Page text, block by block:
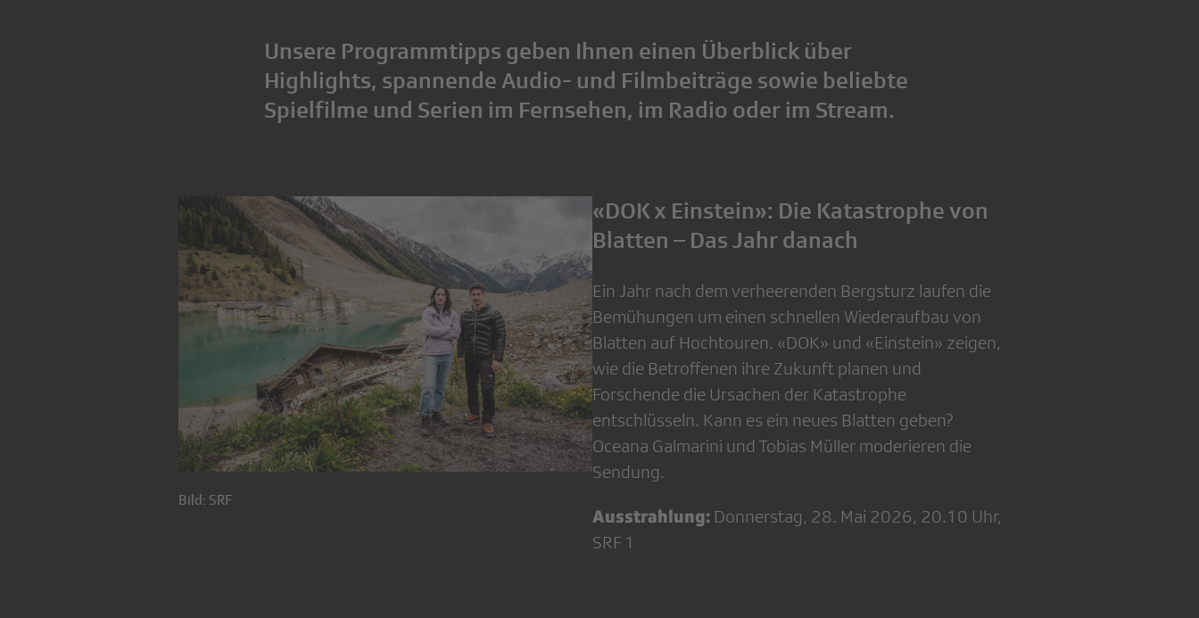
Unsere Programmtipps geben Ihnen einen Überblick über
Highlights, spannende Audio- und Filmbeiträge sowie beliebte
Spielfilme und Serien im Fernsehen, im Radio oder im Stream.
Bild: SRF
«DOK x Einstein»: Die Katastrophe von
Blatten – Das Jahr danach
Ein Jahr nach dem verheerenden Bergsturz laufen die
Bemühungen um einen schnellen Wiederaufbau von
Blatten auf Hochtouren. «DOK» und «Einstein» zeigen,
wie die Betroffenen ihre Zukunft planen und
Forschende die Ursachen der Katastrophe
entschlüsseln. Kann es ein neues Blatten geben?
Oceana Galmarini und Tobias Müller moderieren die
Sendung.
Ausstrahlung: Donnerstag, 28. Mai 2026, 20.10 Uhr,
SRF 1